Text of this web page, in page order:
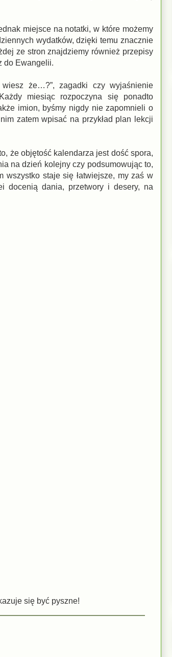
miejsce na notatki, w które możemy
wydatków, dzięki temu znacznie
ze stron znajdziemy również przepisy
do Ewangelii.
że…?”, zagadki czy wyjaśnienie
miesiąc rozpoczyna się ponadto
imion, byśmy nigdy nie zapomnieli o
zatem wpisać na przykład plan lekcji
że objętość kalendarza jest dość spora,
na dzień kolejny czy podsumowując to,
wszystko staje się łatwiejsze, my zaś w
docenią dania, przetwory i desery, na
się być pyszne!